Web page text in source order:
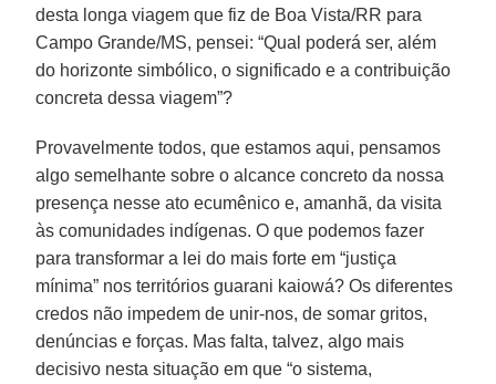
desta longa viagem que fiz de Boa Vista/RR para
Campo Grande/MS, pensei: “Qual poderá ser, além
do horizonte simbólico, o significado e a contribuição
concreta dessa viagem”?
Provavelmente todos, que estamos aqui, pensamos
algo semelhante sobre o alcance concreto da nossa
presença nesse ato ecumênico e, amanhã, da visita
às comunidades indígenas. O que podemos fazer
para transformar a lei do mais forte em “justiça
mínima” nos territórios guarani kaiowá? Os diferentes
credos não impedem de unir-nos, de somar gritos,
denúncias e forças. Mas falta, talvez, algo mais
decisivo nesta situação em que “o sistema,